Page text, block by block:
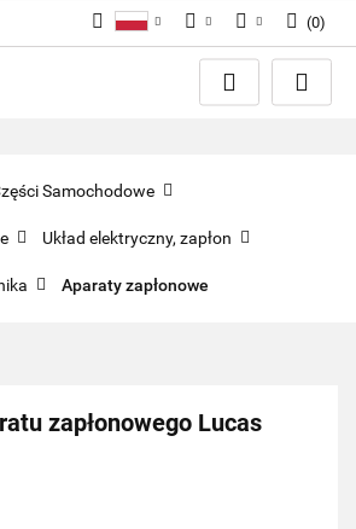
Zaloguj się
Zgody cookies
(0)
Samochodowe
Układ elektryczny, zapłon
Aparaty zapłonowe
zapłonowego Lucas